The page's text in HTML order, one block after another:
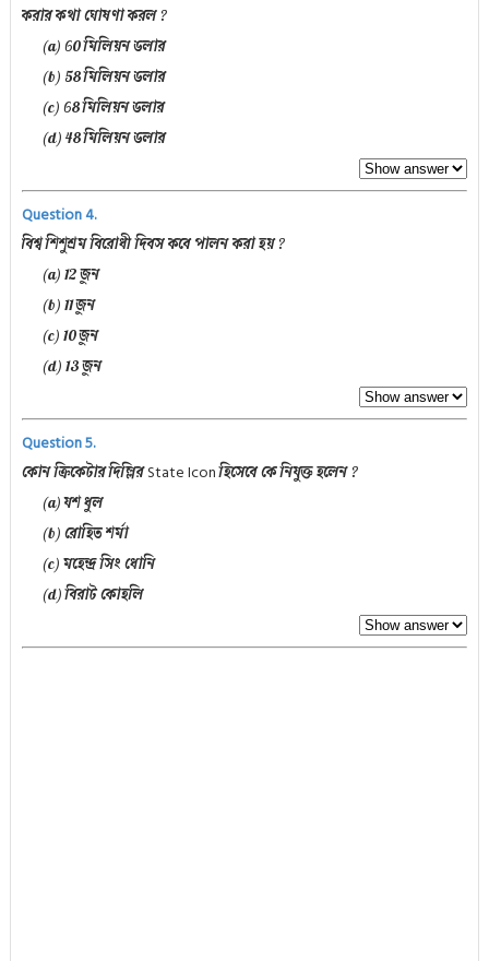
করার কথা ঘোষণা করল ?
(a) 60 মিলিয়ন ডলার
(b) 58 মিলিয়ন ডলার
(c) 68 মিলিয়ন ডলার
(d) 48 মিলিয়ন ডলার
Question 4.
বিশ্ব শিশুশ্রম বিরোধী দিবস কবে পালন করা হয় ?
(a) 12 জুন
(b) 11 জুন
(c) 10 জুন
(d) 13 জুন
Question 5.
কোন ক্রিকেটার দিল্লিরState Iconহিসেবে কে নিযুক্ত হলেন ?
(a) যশ ধুল
(b) রোহিত শর্মা
(c) মহেন্দ্র সিং ধোনি
(d) বিরাট কোহলি